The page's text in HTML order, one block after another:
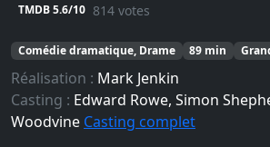
TMDB 5.6/10 814 votes
Comédie dramatique, Drame 89 min
Réalisation : Mark Jenkin
Casting : Edward Rowe, Simon
Woodvine Casting complet